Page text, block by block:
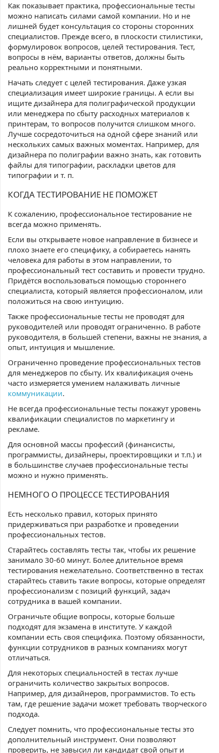
Как показывает практика, профессиональные тесты
можно написать силами самой компании. Но и не
лишней будет консультация со стороны сторонних
специалистов. Прежде всего, в плоскости стилистики,
формулировок вопросов, целей тестирования. Тест,
вопросы в нём, варианты ответов, должны быть
реально корректными и понятными.
Начать следует с целей тестирования. Даже узкая
специализация имеет широкие границы. А если вы
ищите дизайнера для полиграфической продукции
или менеджера по сбыту расходных материалов к
принтерам, то вопросов получится слишком много.
Лучше сосредоточиться на одной сфере знаний или
нескольких самых важных моментах. Например, для
дизайнера по полиграфии важно знать, как готовить
файлы для типографии, раскладки цветов для
типографии и т. п.
КОГДА ТЕСТИРОВАНИЕ НЕ ПОМОЖЕТ
К сожалению, профессиональное тестирование не
всегда можно применять.
Если вы открываете новое направление в бизнесе и
плохо знаете его специфику, а собираетесь нанять
человека для работы в этом направлении, то
профессиональный тест составить и провести трудно.
Придётся воспользоваться помощью стороннего
специалиста, который является профессионалом, или
положиться на свою интуицию.
Также профессиональные тесты не проводят для
руководителей или проводят ограниченно. В работе
руководителя, в большей степени, важны не знания, а
опыт, интуиция и мышление.
Ограниченно проведение профессиональных тестов
для менеджеров по сбыту. Их квалификация очень
часто измеряется умением налаживать личные
коммуникации.
Не всегда профессиональные тесты покажут уровень
квалификации специалистов по маркетингу и
рекламе.
Для основной массы профессий (финансисты,
программисты, дизайнеры, проектировщики и т.п.) и
в большинстве случаев профессиональные тесты
можно и нужно применять.
НЕМНОГО О ПРОЦЕССЕ ТЕСТИРОВАНИЯ
Есть несколько правил, которых принято
придерживаться при разработке и проведении
профессиональных тестов.
Старайтесь составлять тесты так, чтобы их решение
занимало 30-60 минут. Более длительное время
тестирования нежелательно. Соответственно в тестах
старайтесь ставить такие вопросы, которые определят
профессионализм с позиций функций, задач
сотрудника в вашей компании.
Ограничьте общие вопросы, которые больше
подходят для экзамена в институте. У каждой
компании есть своя специфика. Поэтому обязанности,
функции сотрудников в разных компаниях могут
отличаться.
Для некоторых специальностей в тестах лучше
ограничить количество закрытых вопросов.
Например, для дизайнеров, программистов. То есть
там, где решение задачи может требовать творческого
подхода.
Следует помнить, что профессиональные тесты это
дополнительный инструмент. Они позволяют
проверить, не завысил ли кандидат свой опыт и